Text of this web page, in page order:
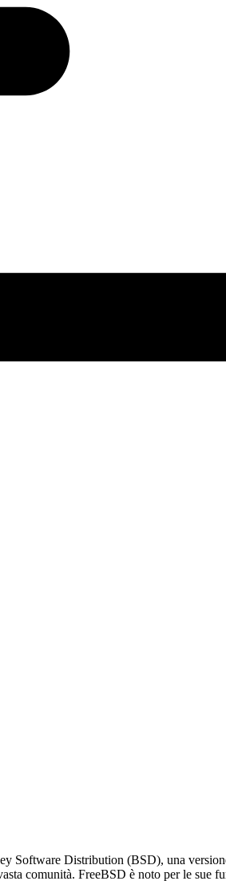
Software Distribution (BSD), una
comunità. FreeBSD è noto per le sue